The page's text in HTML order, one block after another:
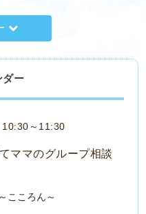
ダー
～11:30
ママのグループ相談
こころん～